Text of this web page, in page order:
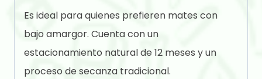
Es ideal para quienes prefieren mates con
bajo amargor. Cuenta con un
estacionamiento natural de 12 meses y un
proceso de secanza tradicional.